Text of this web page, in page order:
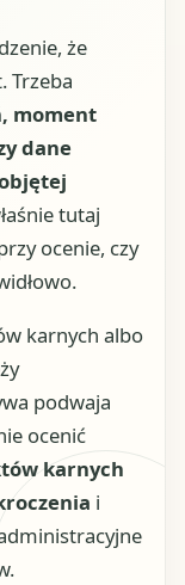
że
Trzeba
moment
dane
tutaj
ocenie, czy
karnych albo
podwaja
ocenić
karnych
i